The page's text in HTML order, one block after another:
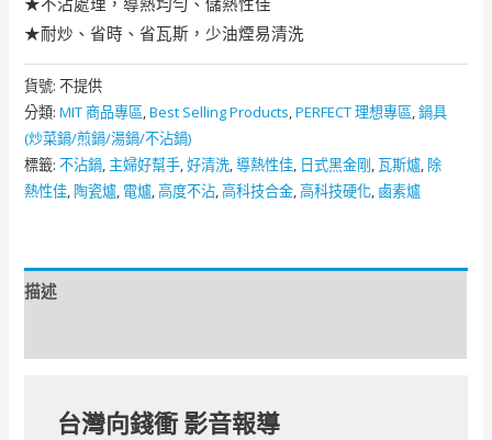
★耐炒、省時、省瓦斯，少油煙易清洗
貨號:不提供
分類:MIT 商品專區,Best Selling Products​​,PERFECT 理想專區,鍋具
(炒菜鍋/煎鍋/湯鍋/不沾鍋)
標籤:不沾鍋, 主婦好幫手,好清洗,導熱性佳, 日式黑金剛,瓦斯爐, 除
熱性佳, 陶瓷爐, 電爐,高度不沾,高科技合金,高科技硬化, 鹵素爐
描述
台灣向錢衝 影音報導